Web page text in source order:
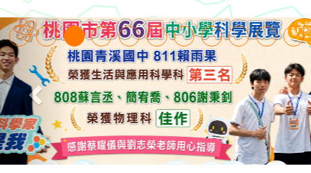
【甄選結果(第4招)】
學年度第1學期第9次代
【甄選結果(第12招)】